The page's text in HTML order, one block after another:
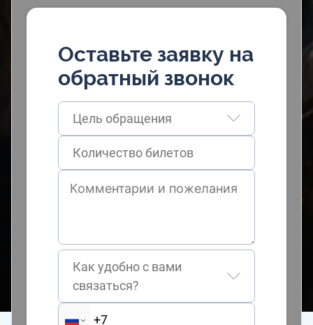
Оставьте заявку на
обратный звонок
Цель обращения
Как удобно с вами
связаться?